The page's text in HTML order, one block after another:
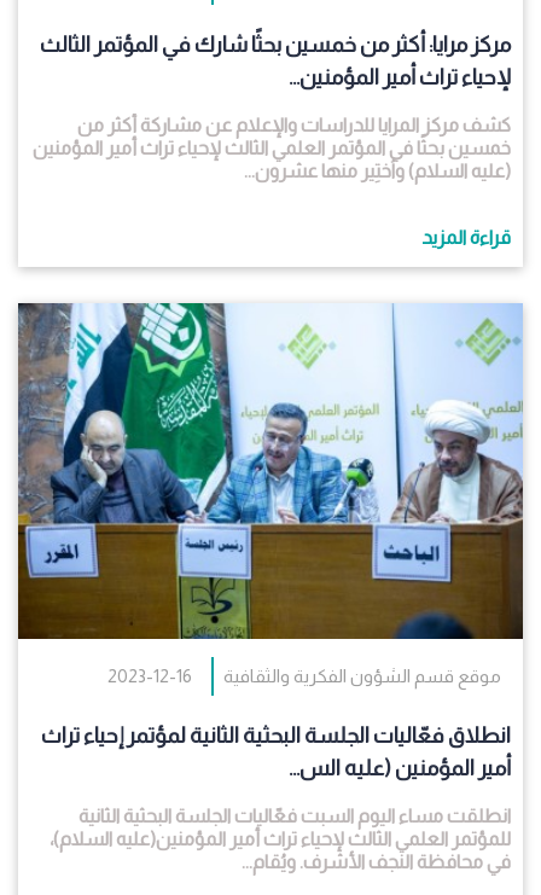
مركز مرايا: أكثر من خمسين بحثًا شارك في المؤتمر الثالث
لإحياء تراث أمير المؤمنين...
كشف مركز المرايا للدراسات والإعلام عن مشاركة أكثر من
خمسين بحثًا في المؤتمر العلمي الثالث لإحياء تراث أمير المؤمنين
(عليه السلام) واُختِير منها عشرون...
قراءة المزيد
موقع قسم الشؤون الفكرية والثقافية 2023-12-16
انطلاق فعّاليات الجلسة البحثية الثانية لمؤتمر إحياء تراث
أمير المؤمنين (عليه الس...
انطلقت مساء اليوم السبت فعّاليات الجلسة البحثية الثانية
للمؤتمر العلمي الثالث لإحياء تراث أمير المؤمنين(عليه السلام)،
في محافظة النجف الأشرف. ويُقام...